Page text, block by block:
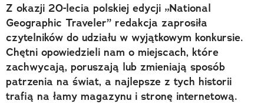
Z okazji 20-lecia polskiej edycji „National
Geographic Traveler” redakcja zaprosiła
czytelników do udziału w wyjątkowym konkursie.
Chętni opowiedzieli nam o miejscach, które
zachwycają, poruszają lub zmieniają sposób
patrzenia na świat, a najlepsze z tych historii
trafią na łamy magazynu i stronę internetową.